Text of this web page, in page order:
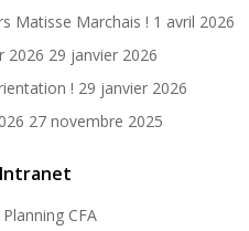
Matisse Marchais ! 1 avril 2026
2026 29 janvier 2026
! 29 janvier 2026
27 novembre 2025
CFA